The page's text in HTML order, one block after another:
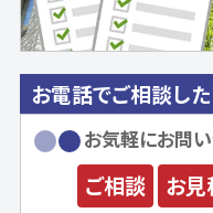
お電話でご相談した
お気軽にお問い
ご相談 お見